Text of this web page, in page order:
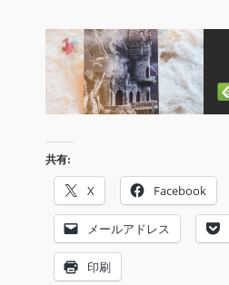
共有:
X Facebook
メールアドレス
印刷